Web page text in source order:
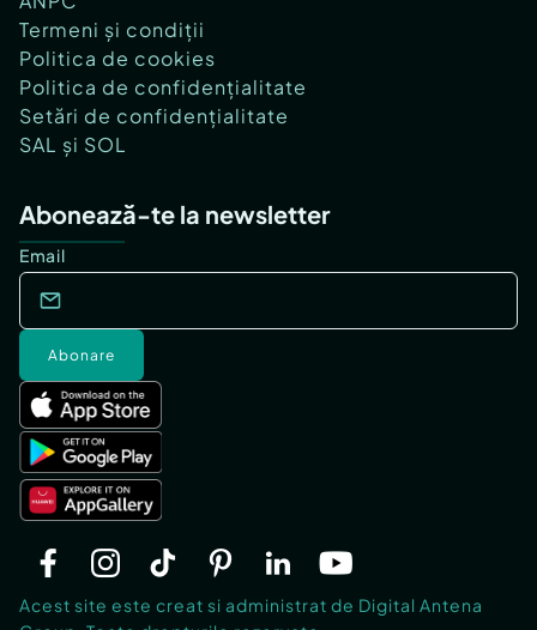
Termeni și condiții
Politica de cookies
Politica de confidențialitate
Setări de confidențialitate
SAL și SOL
Abonează-te la newsletter
Email
Abonare
Acest site este creat si administrat de Digital Antena